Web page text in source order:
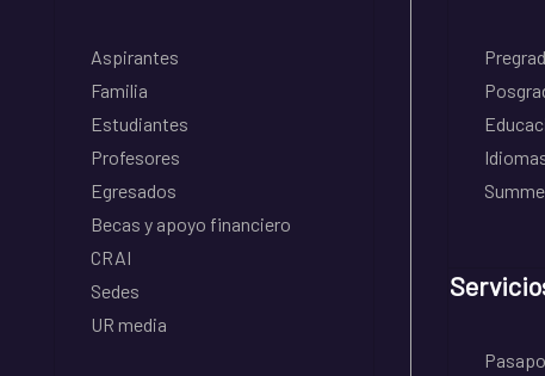
Aspirantes
Familia
Estudiantes
Profesores
Egresados
Becas y apoyo financiero
CRAI
Sedes
UR media